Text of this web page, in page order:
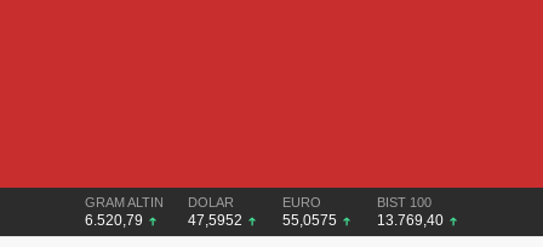
GRAM ALTIN
6.520,79
DOLAR
47,5952
EURO
55,0575
BIST 100
13.769,40